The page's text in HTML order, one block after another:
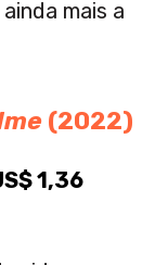
mais a
(2022)
1,36